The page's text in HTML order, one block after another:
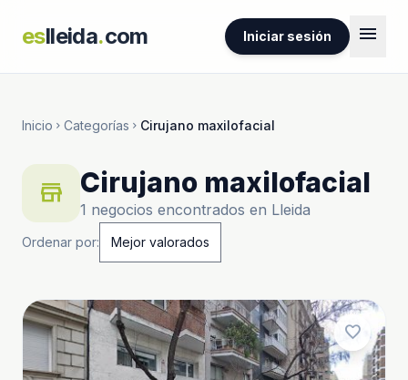
eslleida.com Iniciar sesión menu
Inicio chevron_right Categorías chevron_right Cirujano maxilofacial
store Cirujano maxilofacial
1 negocios encontrados en Lleida
Ordenar por:
favorite